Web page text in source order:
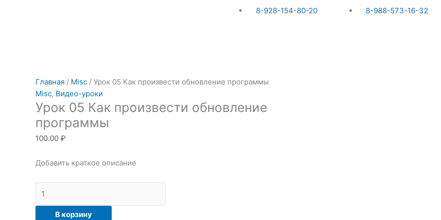
8-928-154-80-20 8-988-573-16-32
Главная / Misc / Урок 05 Как произвести обновление программы
Misc, Видео-уроки
Урок 05 Как произвести обновление
программы
100.00 ₽
Добавить краткое описание
товара
Урок
05
Как
произвести
обновление
В корзину